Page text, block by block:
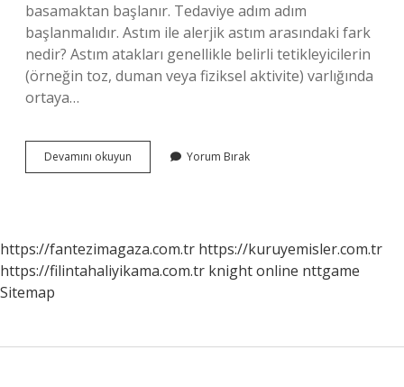
basamaktan başlanır. Tedaviye adım adım
başlanmalıdır. Astım ile alerjik astım arasındaki fark
nedir? Astım atakları genellikle belirli tetikleyicilerin
(örneğin toz, duman veya fiziksel aktivite) varlığında
ortaya…
Devamını okuyun
Çeşit
Yorum Bırak
https://fantezimagaza.com.tr https://kuruyemisler.com.tr
https://filintahaliyikama.com.tr knight online nttgame
Sitemap